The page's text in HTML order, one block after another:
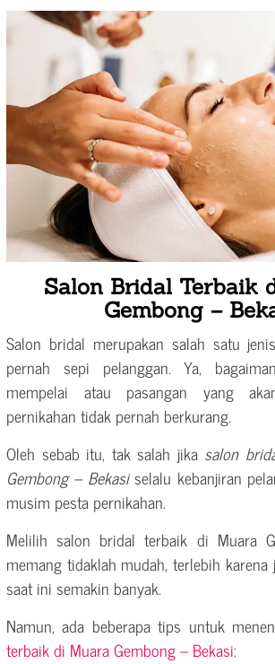
Salon Bridal Terbaik
Gembong –
Salon bridal merupakan salah satu
pernah sepi pelanggan. Ya,
mempelai atau pasangan yang
pernikahan tidak pernah berkurang.
Oleh sebab itu, tak salah jika salon
Gembong – Bekasiselalu kebanjiran
musim pesta pernikahan.
Melilih salon bridal terbaik di Muara
memang tidaklah mudah, terlebih
saat ini semakin banyak.
Namun, ada beberapa tips untuk
terbaik di Muara Gembong – Bekasi: